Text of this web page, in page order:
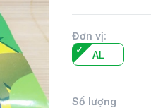
Đơn vị:
AL
Số lượng